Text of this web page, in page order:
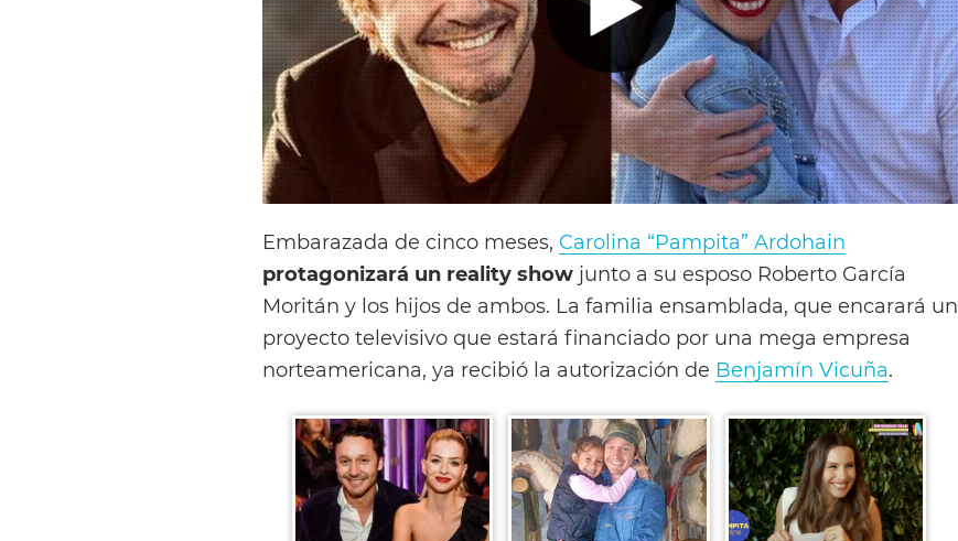
Embarazada de cinco meses, Carolina “Pampita” Ardohain
protagonizará un reality show junto a su esposo Roberto García
Moritán y los hijos de ambos. La familia ensamblada, que encarará un
proyecto televisivo que estará financiado por una mega empresa
norteamericana, ya recibió la autorización de Benjamín Vicuña.